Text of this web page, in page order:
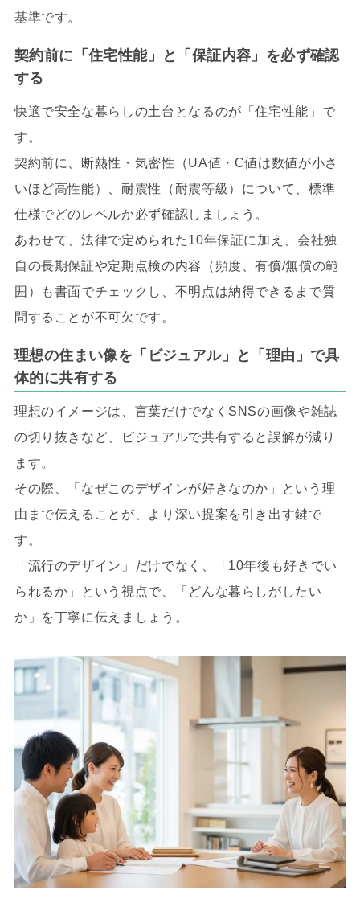
基準です。
契約前に「住宅性能」と「保証内容」を必ず確認
する
快適で安全な暮らしの土台となるのが「住宅性能」で
す。
契約前に、断熱性・気密性（UA値・C値は数値が小さ
いほど高性能）、耐震性（耐震等級）について、標準
仕様でどのレベルか必ず確認しましょう。
あわせて、法律で定められた10年保証に加え、会社独
自の長期保証や定期点検の内容（頻度、有償/無償の範
囲）も書面でチェックし、不明点は納得できるまで質
問することが不可欠です。
理想の住まい像を「ビジュアル」と「理由」で具
体的に共有する
理想のイメージは、言葉だけでなくSNSの画像や雑誌
の切り抜きなど、ビジュアルで共有すると誤解が減り
ます。
その際、「なぜこのデザインが好きなのか」という理
由まで伝えることが、より深い提案を引き出す鍵で
す。
「流行のデザイン」だけでなく、「10年後も好きでい
られるか」という視点で、「どんな暮らしがしたい
か」を丁寧に伝えましょう。